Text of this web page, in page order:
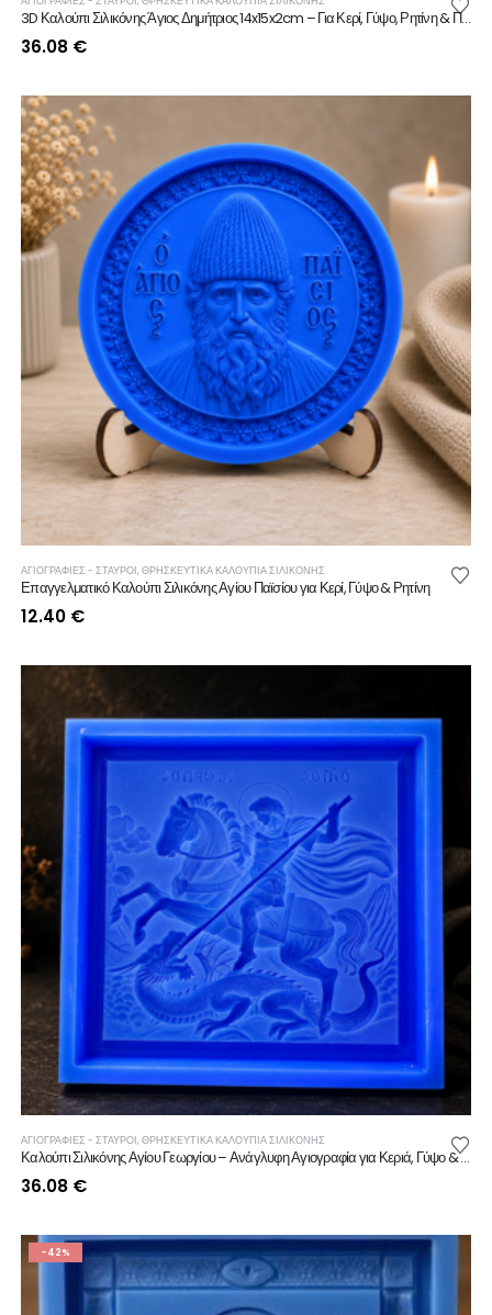
3D Καλούπι Σιλικόνης Άγιος Δημήτριος 14x15x2cm – Για Κερί, Γύψο, Ρητίνη & Πορσελάνη
36.08 €
ΑΓΙΟΓΡΑΦΙΕΣ - ΣΤΑΥΡΟΙ,ΘΡΗΣΚΕΥΤΙΚΆ ΚΑΛΟΎΠΙΑ ΣΙΛΙΚΌΝΗΣ
Επαγγελματικό Καλούπι Σιλικόνης Αγίου Παϊσίου για Κερί, Γύψο & Ρητίνη
12.40 €
ΑΓΙΟΓΡΑΦΙΕΣ - ΣΤΑΥΡΟΙ,ΘΡΗΣΚΕΥΤΙΚΆ ΚΑΛΟΎΠΙΑ ΣΙΛΙΚΌΝΗΣ
Καλούπι Σιλικόνης Αγίου Γεωργίου – Ανάγλυφη Αγιογραφία για Κεριά, Γύψο & Ρητίνη
36.08 €
-42%